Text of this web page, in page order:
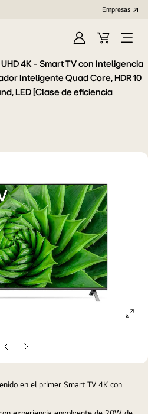
Empresas
Iniciar
Sesión
Carrito
de
compra
Open
Menu
4K - Smart TV con Inteligencia
Inteligente Quad Core, HDR 10
LED [Clase de eficiencia
Diapositiva
anterior
Diapositiva
siguiente
en el primer Smart TV 4K con